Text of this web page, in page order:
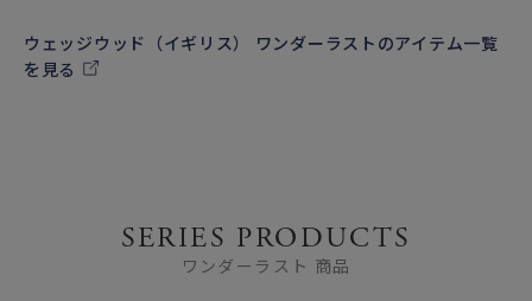
ウェッジウッド（イギリス） ワンダーラストのアイテム一覧
を見る
SERIES PRODUCTS
ワンダーラスト 商品